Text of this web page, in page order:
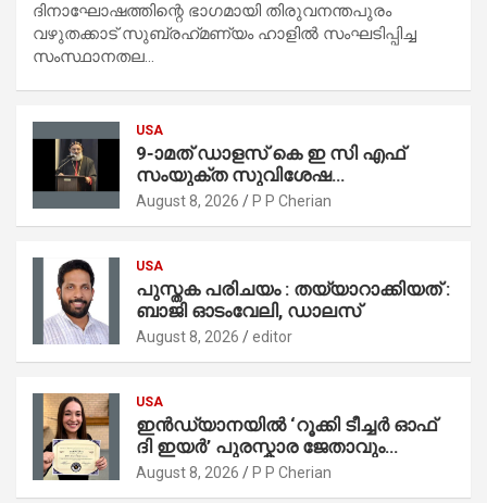
ദിനാഘോഷത്തിന്റെ ഭാഗമായി തിരുവനന്തപുരം
വഴുതക്കാട് സുബ്രഹ്‌മണ്യം ഹാളിൽ സംഘടിപ്പിച്ച
സംസ്ഥാനതല…
USA
9-ാമത് ഡാളസ് കെ ഇ സി എഫ്
സംയുക്ത സുവിശേഷ
കൺവെൻഷനു
August 8, 2026 P P Cherian
USA
പുസ്തക പരിചയം : തയ്യാറാക്കിയത് :
ബാജി ഓടംവേലി, ഡാലസ്
August 8, 2026 editor
USA
ഇൻഡ്യാനയിൽ ‘റൂക്കി ടീച്ചർ ഓഫ്
ദി ഇയർ’ പുരസ്കാര ജേതാവും
സഹോദരനും ലേക്ക് മിഷിഗണിൽ
August 8, 2026 P P Cherian